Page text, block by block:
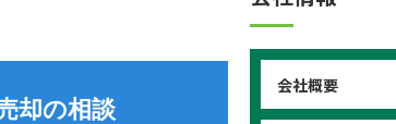
却の相談
会社概要